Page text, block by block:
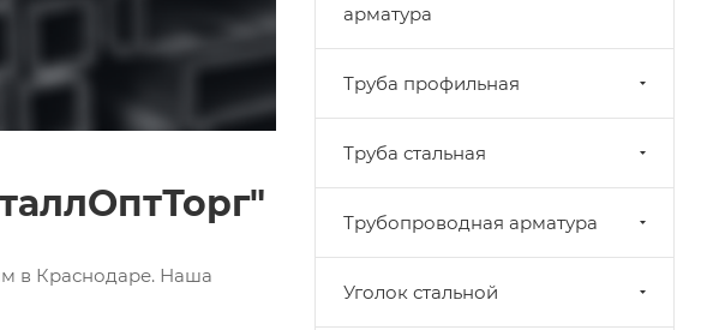
в Краснодаре. Наша
арматура
Труба профильная
Труба стальная
Трубопроводная арматура
Уголок стальной